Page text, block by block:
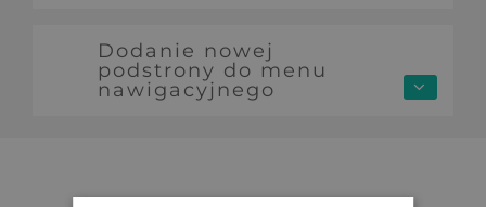
Dodanie nowej
podstrony do menu
nawigacyjnego